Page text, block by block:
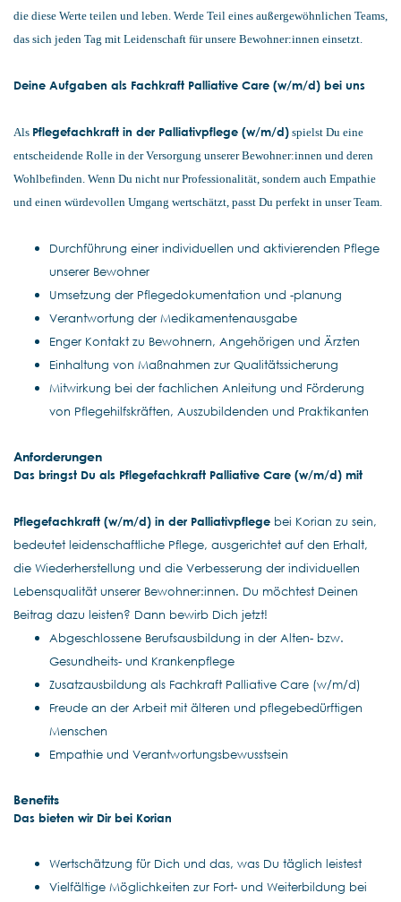
die diese Werte teilen und leben. Werde Teil eines außergewöhnlichen Teams,
das sich jeden Tag mit Leidenschaft für unsere Bewohner:innen einsetzt.
Deine Aufgaben als Fachkraft Palliative Care (w/m/d) bei uns
Als Pflegefachkraft in der Palliativpflege (w/m/d) spielst Du eine
entscheidende Rolle in der Versorgung unserer Bewohner:innen und deren
Wohlbefinden. Wenn Du nicht nur Professionalität, sondern auch Empathie
und einen würdevollen Umgang wertschätzt, passt Du perfekt in unser Team.
Durchführung einer individuellen und aktivierenden Pflege
unserer Bewohner
Umsetzung der Pflegedokumentation und -planung
Verantwortung der Medikamentenausgabe
Enger Kontakt zu Bewohnern, Angehörigen und Ärzten
Einhaltung von Maßnahmen zur Qualitätssicherung
Mitwirkung bei der fachlichen Anleitung und Förderung
von Pflegehilfskräften, Auszubildenden und Praktikanten
Anforderungen
Das bringst Du als Pflegefachkraft Palliative Care (w/m/d) mit
Pflegefachkraft (w/m/d) in der Palliativpflege bei Korian zu sein,
bedeutet leidenschaftliche Pflege, ausgerichtet auf den Erhalt,
die Wiederherstellung und die Verbesserung der individuellen
Lebensqualität unserer Bewohner:innen. Du möchtest Deinen
Beitrag dazu leisten? Dann bewirb Dich jetzt!
Abgeschlossene Berufsausbildung in der Alten- bzw.
Gesundheits- und Krankenpflege
Zusatzausbildung als Fachkraft Palliative Care (w/m/d)
Freude an der Arbeit mit älteren und pflegebedürftigen
Menschen
Empathie und Verantwortungsbewusstsein
Benefits
Das bieten wir Dir bei Korian
Wertschätzung für Dich und das, was Du täglich leistest
Vielfältige Möglichkeiten zur Fort- und Weiterbildung bei